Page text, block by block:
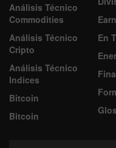
Análisis Técnico
Commodities
Análisis Técnico
Cripto
Análisis Técnico
Indices
Bitcoin
Bitcoin
En